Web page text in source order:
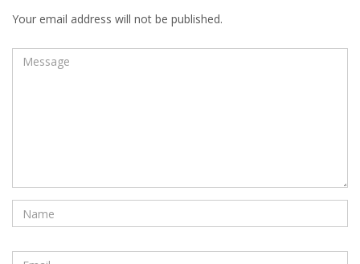
Your email address will not be published.